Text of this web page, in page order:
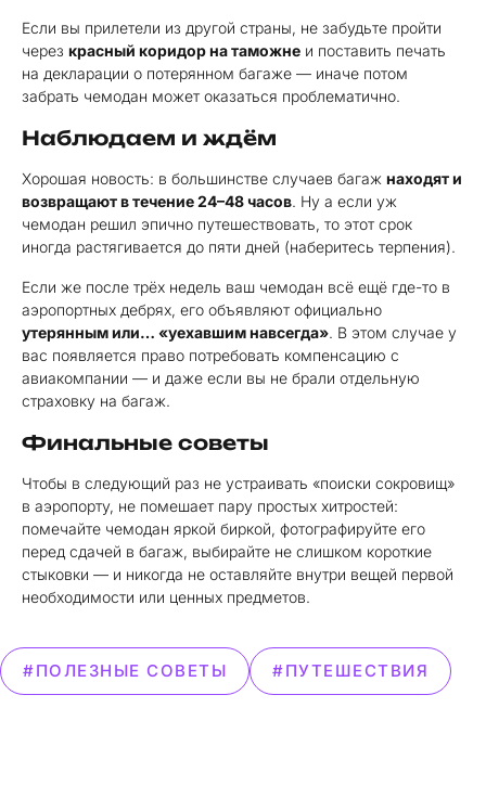
Если вы прилетели из другой страны, не забудьте пройти
через красный коридор на таможне и поставить печать
на декларации о потерянном багаже — иначе потом
забрать чемодан может оказаться проблематично.
Наблюдаем и ждём
Хорошая новость: в большинстве случаев багаж находят и
возвращают в течение 24–48 часов. Ну а если уж
чемодан решил эпично путешествовать, то этот срок
иногда растягивается до пяти дней (наберитесь терпения).
Если же после трёх недель ваш чемодан всё ещё где-то в
аэропортных дебрях, его объявляют официально
утерянным или… «уехавшим навсегда». В этом случае у
вас появляется право потребовать компенсацию с
авиакомпании — и даже если вы не брали отдельную
страховку на багаж.
Финальные советы
Чтобы в следующий раз не устраивать «поиски сокровищ»
в аэропорту, не помешает пару простых хитростей:
помечайте чемодан яркой биркой, фотографируйте его
перед сдачей в багаж, выбирайте не слишком короткие
стыковки — и никогда не оставляйте внутри вещей первой
необходимости или ценных предметов.
#ПОЛЕЗНЫЕ СОВЕТЫ #ПУТЕШЕСТВИЯ